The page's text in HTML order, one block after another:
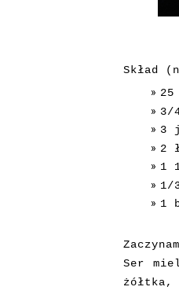
Skład
3/
3
2
1
1/
1
Ser